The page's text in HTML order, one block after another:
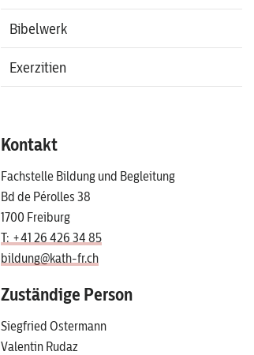
Bibelwerk
Exerzitien
Kontakt
Fachstelle Bildung und Begleitung
Bd de Pérolles 38
1700 Freiburg
T: +41 26 426 34 85
bildung@kath-fr.ch
Zuständige Person
Siegfried Ostermann
Valentin Rudaz